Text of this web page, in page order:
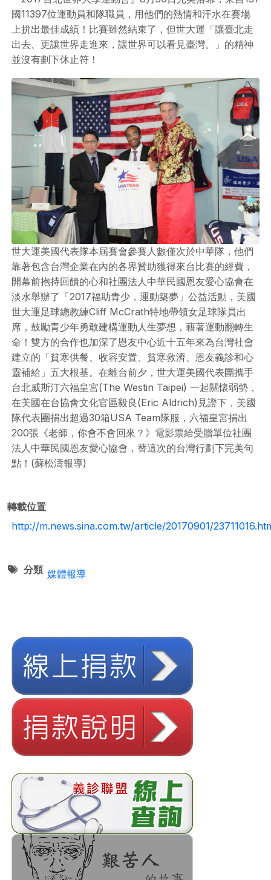
國11397位運動員和隊職員，用他們的熱情和汗水在賽場
上拚出最佳成績！比賽雖然結束了，但世大運「讓臺北走
出去、更讓世界走進來，讓世界可以看見臺灣。」的精神
並沒有劃下休止符！
世大運美國代表隊本屆賽會參賽人數僅次於中華隊，他們
靠著包含台灣企業在內的各界贊助獲得來台比賽的經費，
開幕前抱持回饋的心和社團法人中華民國恩友愛心協會在
淡水舉辦了「2017福助青少，運動築夢」公益活動，美國
世大運足球總教練Cliff McCrath特地帶領女足球隊員出
席，鼓勵青少年勇敢建構運動人生夢想，藉著運動翻轉生
命！雙方的合作也加深了恩友中心近十五年來為台灣社會
建立的「貧寒供餐、收容安置、貧寒救濟、恩友義診和心
靈補給」五大根基。在離台前夕，世大運美國代表團攜手
台北威斯汀六福皇宮(The Westin Taipei) 一起關懷弱勢，
在美國在台協會文化官區毅良(Eric Aldrich)見證下，美國
隊代表團捐出超過30箱USA Team隊服，六福皇宮捐出
200張《老師，你會不會回來？》電影票給受贈單位社團
法人中華民國恩友愛心協會，替這次的台灣行劃下完美句
點！(蘇松濤報導)
轉載位置
http://m.news.sina.com.tw/article/20170901/
分類 媒體報導